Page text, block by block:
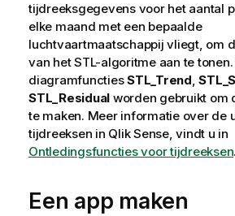
tijdreeksgegevens voor het aantal
elke maand met een bepaalde
luchtvaartmaatschappij vliegt, om
van het STL-algoritme aan te tonen.
diagramfunctiesSTL_Trend,
STL_Residual worden gebruikt om
te maken. Meer informatie over de
tijdreeksen in Qlik Sense, vindt u in
Ontledingsfuncties voor tijdreeksen.
Een app maken